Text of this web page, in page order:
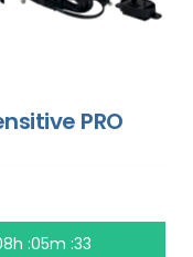
PRO
:05m :32